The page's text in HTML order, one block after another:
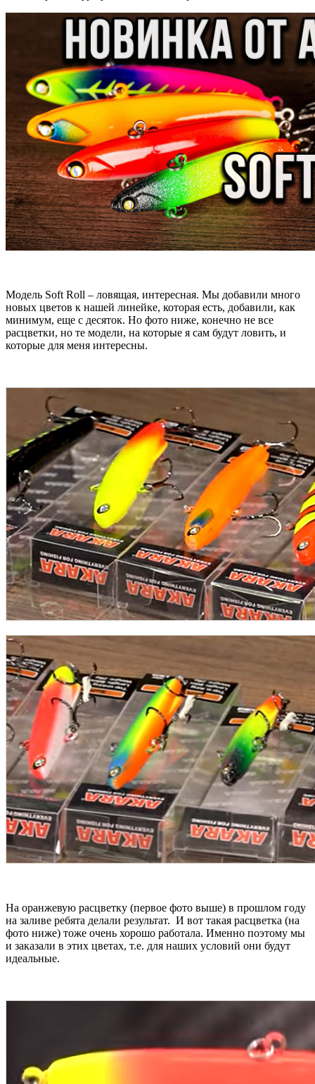
Модель Soft Roll – ловящая, интересная. Мы добавили много
новых цветов к нашей линейке, которая есть, добавили, как
минимум, еще с десяток. Но фото ниже, конечно не все
расцветки, но те модели, на которые я сам будут ловить, и
которые для меня интересны.
На оранжевую расцветку (первое фото выше) в прошлом году
на заливе ребята делали результат. И вот такая расцветка (на
фото ниже) тоже очень хорошо работала. Именно поэтому мы
и заказали в этих цветах, т.е. для наших условий они будут
идеальные.